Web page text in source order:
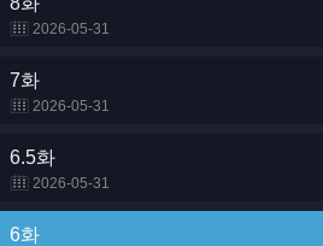
2026-05-31
7화
2026-05-31
6.5화
2026-05-31
6화